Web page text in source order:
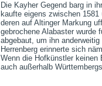
Die Kayher Gegend barg in
kaufte eigens zwischen
deren auf Altinger Markung
gebrochene Alabaster wurde
abgebaut, um ihn
Herrenberg erinnerte sich
Wenn die Hofkünstler keinen
auch außerhalb